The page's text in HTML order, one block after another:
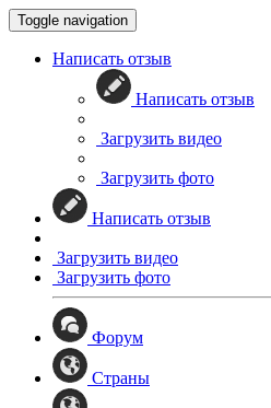
Toggle navigation
Написать отзыв
Написать отзыв
Загрузить видео
Загрузить фото
Написать отзыв
Загрузить видео
Загрузить фото
Форум
Страны